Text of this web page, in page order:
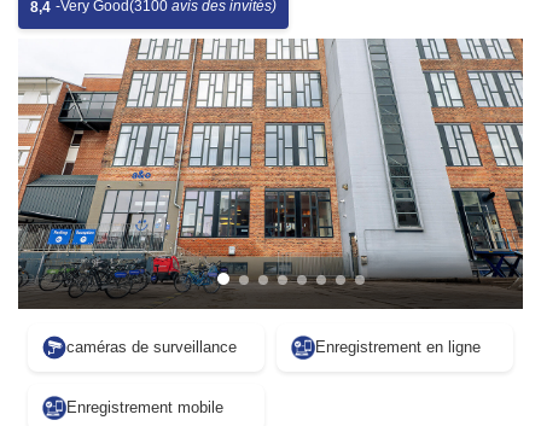
8,4 -Very Good(3100 avis des invités)
caméras de surveillance Enregistrement en ligne
Enregistrement mobile